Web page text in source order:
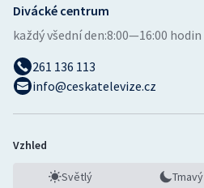
Divácké centrum
každý všední den:8:00—16:00 hodin
261 136 113
info@ceskatelevize.cz
Vzhled
Světlý Tmavý